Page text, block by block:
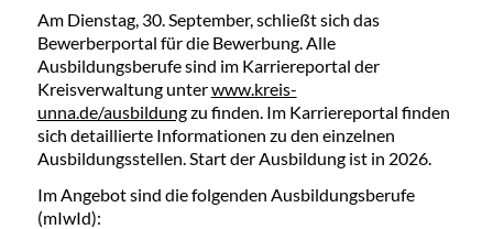
Am Dienstag, 30. September, schließt sich das
Bewerberportal für die Bewerbung. Alle
Ausbildungsberufe sind im Karriereportal der
Kreisverwaltung unterwww.kreis-
unna.de/ausbildungzu finden. Im Karriereportal finden
sich detaillierte Informationen zu den einzelnen
Ausbildungsstellen. Start der Ausbildung ist in 2026.
Im Angebot sind die folgenden Ausbildungsberufe
(mIwId):